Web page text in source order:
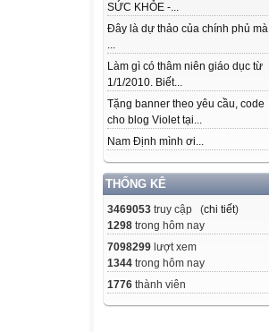
SỨC KHỎE -...
Đây là dự thảo của chính phủ mà
...
Làm gì có thâm niên giáo dục từ
1/1/2010. Biết...
Tặng banner theo yêu cầu, code
cho blog Violet tại...
Nam Định mình ơi...
THỐNG KÊ
3469053 truy cập (chi tiết)
1298 trong hôm nay
7098299 lượt xem
1344 trong hôm nay
1776 thành viên